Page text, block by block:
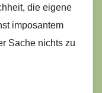
die eigene
imposantem
Sache nichts zu